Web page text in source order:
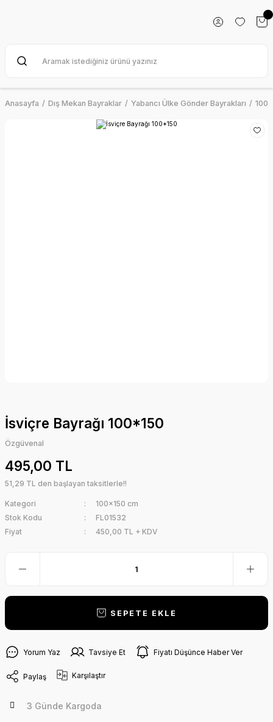
Anasayfa Dış Mekan Bayraklar Yabancı Ülke Gönder Bayrakları
İsviçre Bayrağı 100*150
Özgüvenal
495,00 TL
51,29 TL den başlayan taksitlerle!!
Kategori
100x150 cm
Stok Kodu
FL01532
Fiyat
450,00 TL + KDV
SEPETE EKLE
Yorum Yaz Tavsiye Et Fiyatı Düşünce Haber Ver
Paylaş Karşılaştır
3 Günde Kargoda